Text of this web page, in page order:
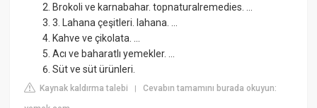
Brokoli ve karnabahar. topnaturalremedies. ...
3. Lahana çeşitleri. lahana. ...
Kahve ve çikolata. ...
Acı ve baharatlı yemekler. ...
Süt ve süt ürünleri.
Kaynak kaldırma talebi |Cevabın tamamını burada okuyun: